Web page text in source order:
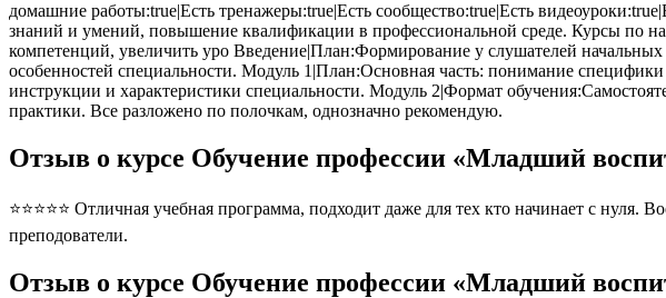
домашние работы:true|Есть тренажеры:true|Есть сообщество:true|Есть
знаний и умений, повышение квалификации в профессиональной среде. Курсы по
компетенций, увеличить уро Введение|План:Формирование у слушателей
особенностей специальности. Модуль 1|План:Основная часть: понимание
инструкции и характеристики специальности. Модуль 2|Формат
практики. Все разложено по полочкам, однозначно рекомендую.
Отзыв о курсе Обучение профессии «Младший
⭐⭐⭐⭐⭐ Отличная учебная программа, подходит даже для тех кто начинает с
преподователи.
Отзыв о курсе Обучение профессии «Младший